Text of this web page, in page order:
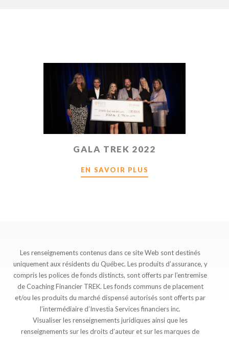
GALA TREK 2022
EN SAVOIR PLUS
Les renseignements contenus dans ce site Web sont destinés
uniquement aux résidents du Québec. Les produits d’assurance, y
compris les polices de fonds distincts, sont offerts par l’entremise
de Coaching Financier TREK. Les fonds communs de placement
et/ou les produits du marché dispensé autorisés sont offerts par
l’intermédiaire d’Investia Services financiers inc.
Visualiser les renseignements juridiques ainsi que les
renseignements sur les droits d’auteur et sur les marques de